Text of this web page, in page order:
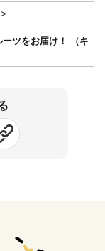
ーツをお届け！ （キ